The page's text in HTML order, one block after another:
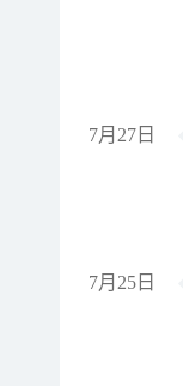
7月27日
7月25日